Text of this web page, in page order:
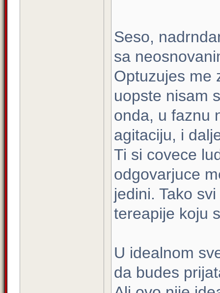
Seso,
sa
Optuzujes me
uopste nisam
onda, u faznu
agitaciju, i
Ti si covece
odgovarjuce
jedini. Tako
tereapije koju
U idealnom
da budes